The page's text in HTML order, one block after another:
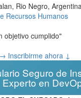
Rio Negro, Argentina
Recursos Humanos
objetivo cumplido"
Inscribirme ahora ↓
Seguro de
Experto en